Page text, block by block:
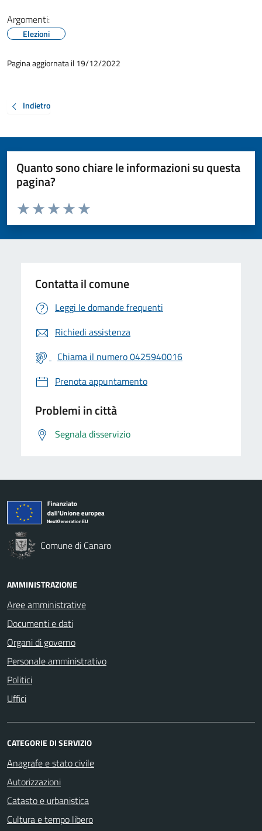
Argomenti:
Elezioni
Pagina aggiornata il 19/12/2022
Indietro
Quanto sono chiare le informazioni su questa
pagina?
Valuta da 1 a 5 stelle la pagina
Valuta 5 stelle su 5
Valuta 4 stelle su 5
Valuta 3 stelle su 5
Valuta 2 stelle su 5
Valuta 1 stelle su 5
Contatta il comune
Leggi le domande frequenti
Richiedi assistenza
Chiama il numero 0425940016
Prenota appuntamento
Problemi in città
Segnala disservizio
Comune di Canaro
AMMINISTRAZIONE
Aree amministrative
Documenti e dati
Organi di governo
Personale amministrativo
Politici
Uffici
CATEGORIE DI SERVIZIO
Anagrafe e stato civile
Autorizzazioni
Catasto e urbanistica
Cultura e tempo libero